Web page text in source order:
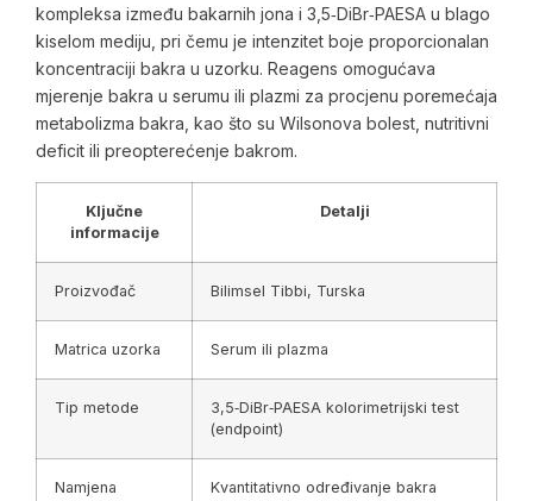
kompleksa između bakarnih jona i 3,5‑DiBr‑PAESA u blago
kiselom mediju, pri čemu je intenzitet boje proporcionalan
koncentraciji bakra u uzorku. Reagens omogućava
mjerenje bakra u serumu ili plazmi za procjenu poremećaja
metabolizma bakra, kao što su Wilsonova bolest, nutritivni
deficit ili preopterećenje bakrom.
Ključne
informacije
Detalji
Proizvođač Bilimsel Tibbi, Turska
Matrica uzorka Serum ili plazma
Tip metode
3,5‑DiBr‑PAESA kolorimetrijski test
(endpoint)
Namjena Kvantitativno određivanje bakra